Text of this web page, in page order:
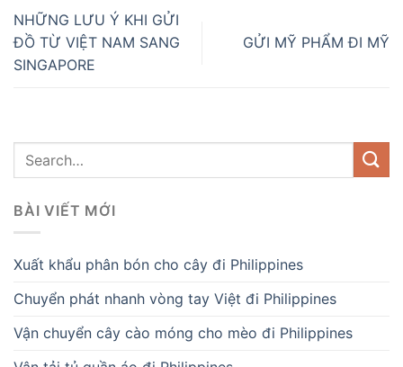
NHỮNG LƯU Ý KHI GỬI
ĐỒ TỪ VIỆT NAM SANG
SINGAPORE
GỬI MỸ PHẨM ĐI MỸ
BÀI VIẾT MỚI
Xuất khẩu phân bón cho cây đi Philippines
Chuyển phát nhanh vòng tay Việt đi Philippines
Vận chuyển cây cào móng cho mèo đi Philippines